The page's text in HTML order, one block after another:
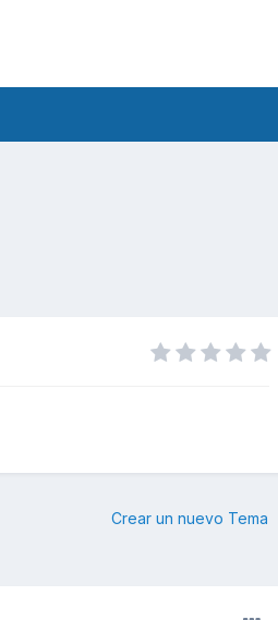
Crear un nuevo Tema